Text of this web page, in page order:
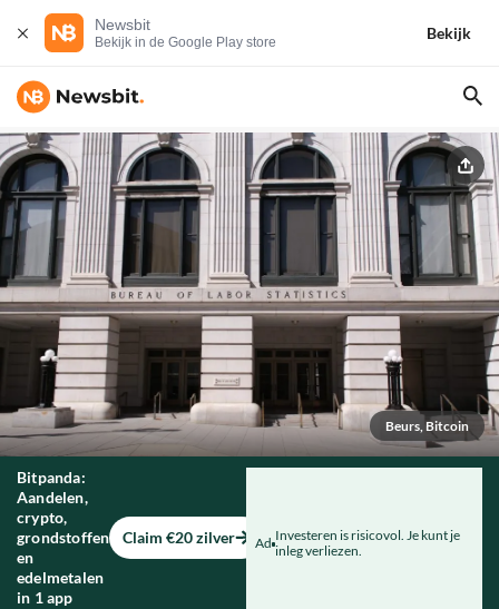
Newsbit
Bekijk in de Google Play store
Bekijk
Beurs, Bitcoin
Bitpanda:
Aandelen,
crypto,
grondstoffen
en
edelmetalen
in 1 app
Claim €20 zilver Ad Investeren is risicovol. Je kunt je
inleg verliezen.